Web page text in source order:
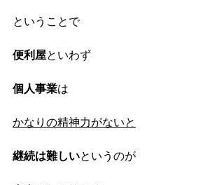
ということで
便利屋といわず
個人事業は
かなりの精神力がないと
継続は難しいというのが